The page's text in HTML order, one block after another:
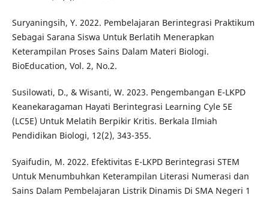
Suryaningsih, Y. 2022. Pembelajaran Berintegrasi Praktikum
Sebagai Sarana Siswa Untuk Berlatih Menerapkan
Keterampilan Proses Sains Dalam Materi Biologi.
BioEducation, Vol. 2, No.2.
Susilowati, D., & Wisanti, W. 2023. Pengembangan E-LKPD
Keanekaragaman Hayati Berintegrasi Learning Cyle 5E
(LC5E) Untuk Melatih Berpikir Kritis. Berkala Ilmiah
Pendidikan Biologi, 12(2), 343-355.
Syaifudin, M. 2022. Efektivitas E-LKPD Berintegrasi STEM
Untuk Menumbuhkan Keterampilan Literasi Numerasi dan
Sains Dalam Pembelajaran Listrik Dinamis Di SMA Negeri 1